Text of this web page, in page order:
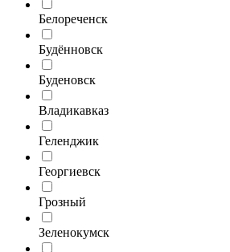
Белореченск
Будённовск
Буденовск
Владикавказ
Геленджик
Георгиевск
Грозный
Зеленокумск